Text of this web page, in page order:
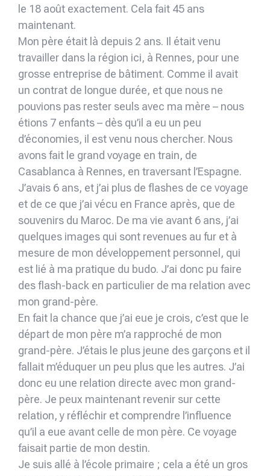
le 18 août exactement. Cela fait 45 ans
maintenant.
Mon père était là depuis 2 ans. Il était venu
travailler dans la région ici, à Rennes, pour une
grosse entreprise de bâtiment. Comme il avait
un contrat de longue durée, et que nous ne
pouvions pas rester seuls avec ma mère – nous
étions 7 enfants – dès qu’il a eu un peu
d’économies, il est venu nous chercher. Nous
avons fait le grand voyage en train, de
Casablanca à Rennes, en traversant l’Espagne.
J’avais 6 ans, et j’ai plus de flashes de ce voyage
et de ce que j’ai vécu en France après, que de
souvenirs du Maroc. De ma vie avant 6 ans, j’ai
quelques images qui sont revenues au fur et à
mesure de mon développement personnel, qui
est lié à ma pratique du budo. J’ai donc pu faire
des flash-back en particulier de ma relation avec
mon grand-père.
En fait la chance que j’ai eue je crois, c’est que le
départ de mon père m’a rapproché de mon
grand-père. J’étais le plus jeune des garçons et il
fallait m’éduquer un peu plus que les autres. J’ai
donc eu une relation directe avec mon grand-
père. Je peux maintenant revenir sur cette
relation, y réfléchir et comprendre l’influence
qu’il a eue avant celle de mon père. Ce voyage
faisait partie de mon destin.
Je suis allé à l’école primaire ; cela a été un gros